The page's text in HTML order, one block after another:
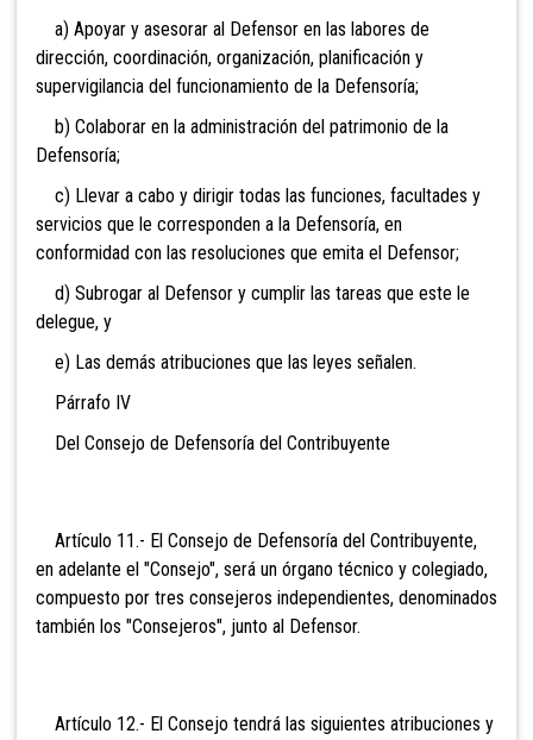
a) Apoyar y asesorar al Defensor en las labores de
dirección, coordinación, organización, planificación y
supervigilancia del funcionamiento de la Defensoría;
b) Colaborar en la administración del patrimonio de la
Defensoría;
c) Llevar a cabo y dirigir todas las funciones, facultades y
servicios que le corresponden a la Defensoría, en
conformidad con las resoluciones que emita el Defensor;
d) Subrogar al Defensor y cumplir las tareas que este le
delegue, y
e) Las demás atribuciones que las leyes señalen.
Párrafo IV
Del Consejo de Defensoría del Contribuyente
Artículo 11.- El Consejo de Defensoría del Contribuyente,
en adelante el "Consejo", será un órgano técnico y colegiado,
compuesto por tres consejeros independientes, denominados
también los "Consejeros", junto al Defensor.
Artículo 12.- El Consejo tendrá las siguientes atribuciones y